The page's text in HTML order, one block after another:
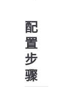
配
置
步
骤